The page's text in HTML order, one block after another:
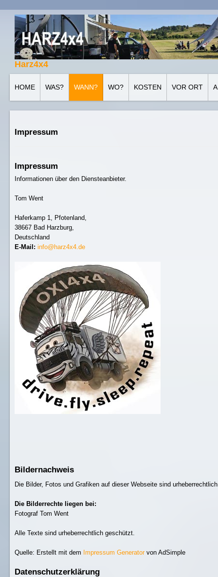
Harz4x4
HOME WAS? WANN? WO? KOSTEN VOR ORT
Impressum
Impressum
Informationen über den Diensteanbieter.
Tom Went
Haferkamp 1, Pfotenland,
38667 Bad Harzburg,
Deutschland
E-Mail: info@harz4x4.de
Bildernachweis
Die Bilder, Fotos und Grafiken auf dieser Webseite sind
Die Bilderrechte liegen bei:
Fotograf Tom Went
Alle Texte sind urheberrechtlich geschützt.
Quelle: Erstellt mit dem Impressum Generatorvon AdSimple
Datenschutzerklärung